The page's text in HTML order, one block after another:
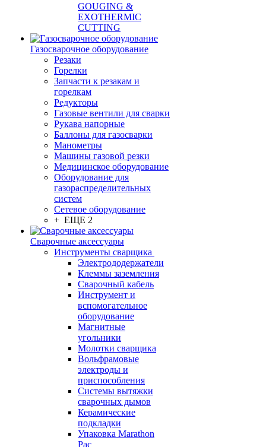
GOUGING &
EXOTHERMIC
CUTTING
Газосварочное оборудование
Резаки
Горелки
Запчасти к резакам и
горелкам
Редукторы
Газовые вентили для сварки
Рукава напорные
Баллоны для газосварки
Манометры
Машины газовой резки
Медицинское оборудование
Оборудование для
газораспределительных
систем
Сетевое оборудование
+ ЕЩЕ 2
Сварочные аксессуары
Инструменты сварщика
Электрододержатели
Клеммы заземления
Сварочный кабель
Инструмент и
вспомогательное
оборудование
Магнитные
угольники
Молотки сварщика
Вольфрамовые
электроды и
приспособления
Системы вытяжки
сварочных дымов
Керамические
подкладки
Упаковка Marathon
Pac